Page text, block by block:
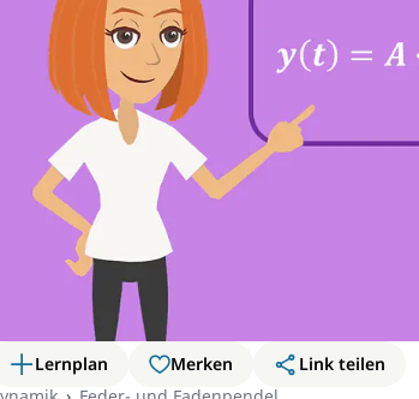
Lernplan Merken
Link teilen